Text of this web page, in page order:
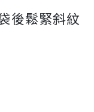
後鬆緊斜紋